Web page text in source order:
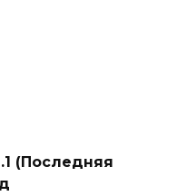
(Последняя